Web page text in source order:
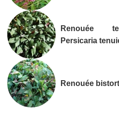
Renouée
Persicaria
Renouée